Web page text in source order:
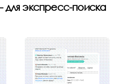
экспресс-поиска